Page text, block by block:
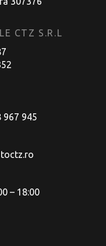
CTZ S.R.L
967 945
– 18:00